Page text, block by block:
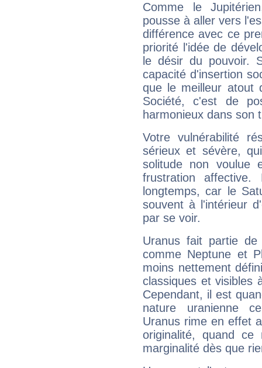
Comme le
pousse à aller vers
différence avec ce
priorité l'idée de
le désir du pouvoir.
capacité d'insertion
que le meilleur atout
Société, c'est de
harmonieux dans son
Votre vulnérabilité
sérieux et sévère,
solitude non voulue
frustration
longtemps, car le
souvent à l'intérieur
par se voir.
Uranus fait partie
comme Neptune et
moins nettement
classiques et visibles
Cependant, il est
nature uranienne
Uranus rime en effet
originalité, quand ce
marginalité dès que